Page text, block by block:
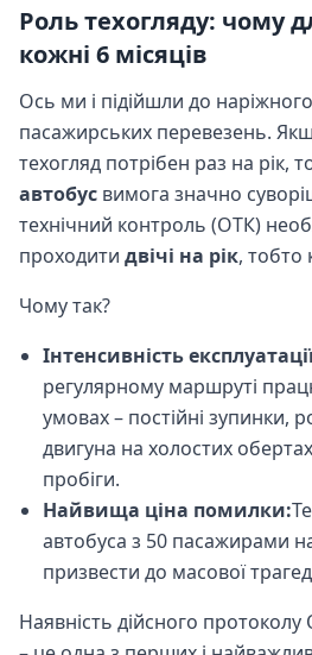
Роль техогляду: чому
кожні 6 місяців
Ось ми і підійшли до
пасажирських перевезень.
техогляд потрібен раз на рік,
автобус вимога значно
технічний контроль (ОТК)
проходити двічі на рік, тобто
Чому так?
Інтенсивність
регулярному маршруті
умовах – постійні зупинки,
двигуна на холостих
пробіги.
Найвища ціна помилки:
автобуса з 50 пасажирами
призвести до масової
Наявність дійсного